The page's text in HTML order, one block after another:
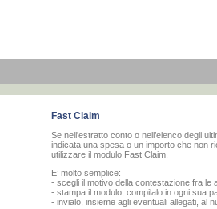
Fast Claim
Se nell'estratto conto o nell’elenco degli
indicata una spesa o un importo che non
utilizzare il modulo Fast Claim.
E’ molto semplice:
- scegli il motivo della contestazione fra le
- stampa il modulo, compilalo in ogni sua
- invialo, insieme agli eventuali allegati, al